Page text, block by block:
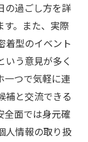
の過ごし方を詳
す。また、実際
着型のイベント
う意見が多く
一つで気軽に連
補と交流できる
全面では身元確
人情報の取り扱